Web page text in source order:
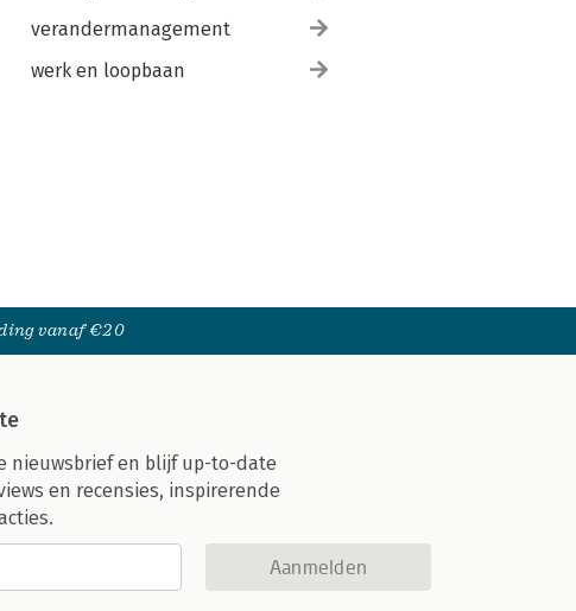
verandermanagement
werk en loopbaan
vanaf €20
nieuwsbrief en blijf up-to-date
en recensies, inspirerende
Aanmelden